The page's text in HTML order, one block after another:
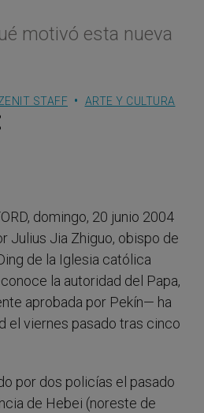
motivó esta nueva
STAFF ARTE Y CULTURA
domingo, 20 junio 2004
Julius Jia Zhiguo, obispo de
de la Iglesia católica
la autoridad del Papa,
aprobada por Pekín— ha
el viernes pasado tras cinco
por dos policías el pasado
de Hebei (noreste de